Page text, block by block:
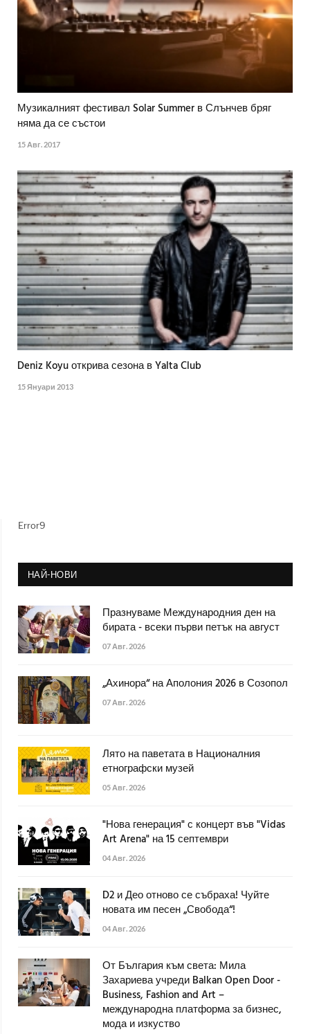
Музикалният фестивал Solar Summer в Слънчев бряг
няма да се състои
15 Авг. 2017
Deniz Koyu открива сезона в Yalta Club
15 Януари 2013
Error9
НАЙ-НОВИ
Празнуваме Международния ден на
бирата - всеки първи петък на август
07 Авг. 2026
„Ахинора“ на Аполония 2026 в Созопол
07 Авг. 2026
Лято на паветата в Националния
етнографски музей
05 Авг. 2026
"Нова генерация" с концерт във "Vidas
Art Arena" на 15 септември
04 Авг. 2026
D2 и Део отново се събраха! Чуйте
новата им песен „Свобода“!
04 Авг. 2026
От България към света: Мила
Захариева учреди Balkan Open Door -
Business, Fashion and Art –
международна платформа за бизнес,
мода и изкуство